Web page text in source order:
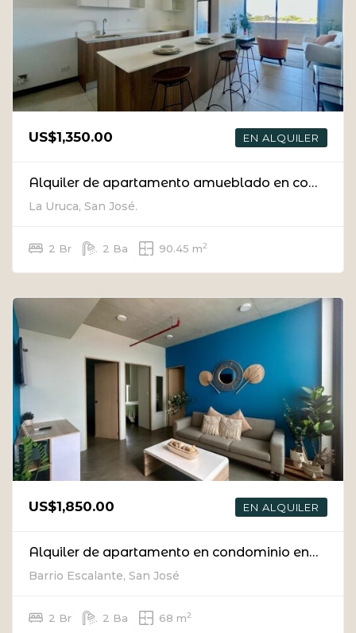
US$1,350.00 EN ALQUILER
Alquiler de apartamento amueblado en condominio en La Uruca.
La Uruca, San José.
2 Br 2 Ba 90.45 m2
US$1,850.00 EN ALQUILER
Alquiler de apartamento en condominio en Escalante.
Barrio Escalante, San José
2 Br 2 Ba 68 m2